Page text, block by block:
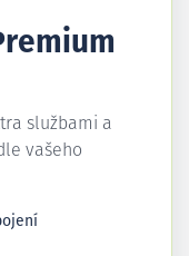
službami a
vašeho